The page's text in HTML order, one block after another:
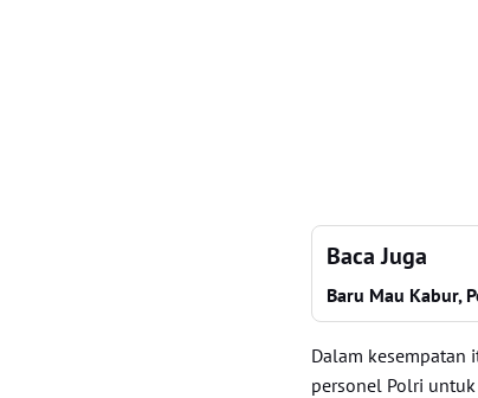
Baca Juga
Baru Mau Kabur,
Dalam kesempatan
personel Polri